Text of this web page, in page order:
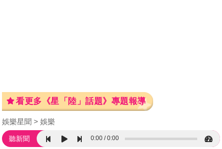
看更多《星「陸」話題》專題報導
娛樂星聞 娛樂
聽新聞 0:00 0:00